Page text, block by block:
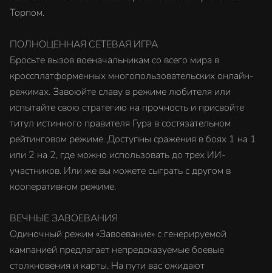
Торпом.
ПОЛНОЦЕННАЯ СЕТЕВАЯ ИГРА
Бросьте вызов военачальникам со всего мира в
кроссплатформенных многопользовательских онлайн-
режимах. Завоюйте славу в режиме любителя или
испытайте свою стратегию на прочность и присвойте
титул истинного правителя Гура в состязательном
рейтинговом режиме. Доступны сражения в боях 1 на 1
или 2 на 2, где можно использовать до трех ИИ-
участников. Или же вы можете сыграть с другом в
кооперативном режиме.
ВЕЧНЫЕ ЗАВОЕВАНИЯ
Одиночный режим «Завоевание» с генерируемой
кампанией предлагает непредсказуемые боевые
столкновения и карты. На пути вас ожидают